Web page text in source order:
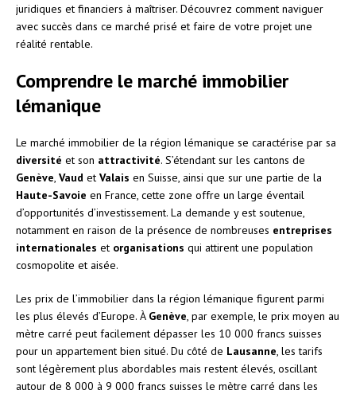
juridiques et financiers à maîtriser. Découvrez comment naviguer
avec succès dans ce marché prisé et faire de votre projet une
réalité rentable.
Comprendre le marché immobilier
lémanique
Le marché immobilier de la région lémanique se caractérise par sa
diversité et son attractivité. S’étendant sur les cantons de
Genève Vaud et Valais en Suisse, ainsi que sur une partie de la
Haute-Savoie en France, cette zone offre un large éventail
d’opportunités d’investissement. La demande y est soutenue,
notamment en raison de la présence de nombreuses entreprises
internationales et organisations qui attirent une population
cosmopolite et aisée.
Les prix de l’immobilier dans la région lémanique figurent parmi
les plus élevés d’Europe. À Genève , par exemple, le prix moyen au
mètre carré peut facilement dépasser les 10 000 francs suisses
pour un appartement bien situé. Du côté de Lausanne , les tarifs
sont légèrement plus abordables mais restent élevés, oscillant
autour de 8 000 à 9 000 francs suisses le mètre carré dans les